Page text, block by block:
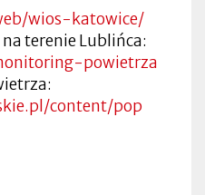
wios-katowice/
terenie Lublińca:
powietrza
content/pop